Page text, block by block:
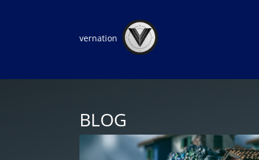
vernation
BLOG